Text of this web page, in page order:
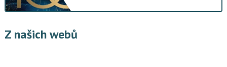
Z našich webů